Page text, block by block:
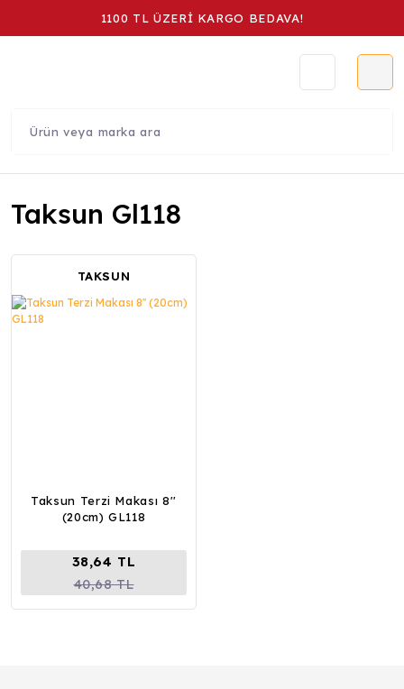
1100 TL ÜZERİ KARGO BEDAVA!
Taksun Gl118
TAKSUN
Taksun Terzi Makası 8''
(20cm) GL118
38,64 TL
40,68 TL